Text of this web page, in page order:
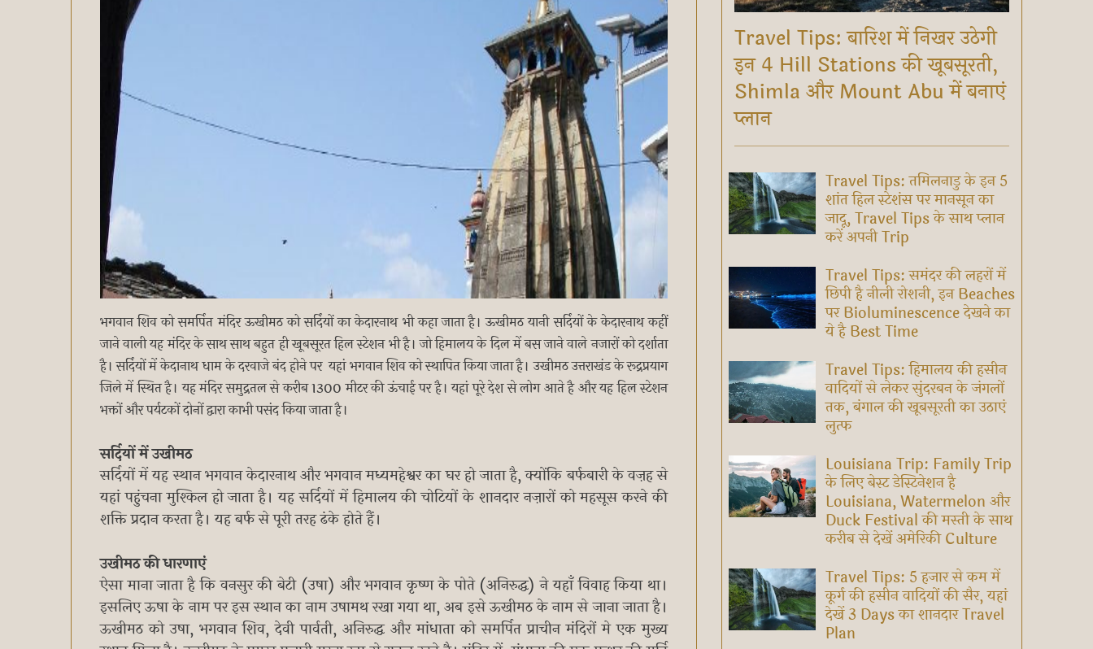
भगवान शिव को समर्पित मंदिर ऊखीमठ को सर्दियों का केदारनाथ भी कहा जाता है। ऊखीमठ यानी सर्दियों के केदारनाथ कहीं
जाने वाली यह मंदिर के साथ साथ बहुत ही खूबसूरत हिल स्टेशन भी है। जो हिमालय के दिल में बस जाने वाले नजारों को दर्शाता
है। सर्दियों में केदानाथ धाम के दरवाजे बंद होने पर यहां भगवान शिव को स्थापित किया जाता है। उखीमठ उत्तराखंड के रूद्रप्रयाग
जिले में स्थित है। यह मंदिर समुद्रतल से करीब 1300 मीटर की ऊंचाई पर है। यहां पूरे देश से लोग आते है और यह हिल स्टेशन
भक्तों और पर्यटकों दोनों द्वारा काभी पसंद किया जाता है।
सर्दियों में उखीमठ
सर्दियों में यह स्थान भगवान केदारनाथ और भगवान मध्यमहेश्वर का घर हो जाता है, क्योंकि बर्फबारी के वज़ह से
यहां पहुंचना मुश्किल हो जाता है। यह सर्दियों में हिमालय की चोटियों के शानदार नज़ारों को महसूस करने की
शक्ति प्रदान करता है। यह बर्फ से पूरी तरह ढंके होते हैं।
उखीमठ की धारणाएं
ऐसा माना जाता है कि वनसुर की बेटी (उषा) और भगवान कृष्ण के पोते (अनिरुद्ध) ने यहाँ विवाह किया था।
इसलिए ऊषा के नाम पर इस स्थान का नाम उषामथ रखा गया था, अब इसे ऊखीमठ के नाम से जाना जाता है।
ऊखीमठ को उषा, भगवान शिव, देवी पार्वती, अनिरुद्ध और मांधाता को समर्पित प्राचीन मंदिरों मे एक मुख्य
Travel Tips: बारिश में निखर उठेगी
इन 4 Hill Stations की खूबसूरती,
Shimla और Mount Abu में बनाएं
प्लान
Travel Tips: तमिलनाडु के इन 5
शांत हिल स्टेशंस पर मानसून का
जादू, Travel Tips के साथ प्लान
करें अपनी Trip
Travel Tips: समंदर की लहरों में
छिपी है नीली रोशनी, इन Beaches
पर Bioluminescence देखने का
ये है Best Time
Travel Tips: हिमालय की हसीन
वादियों से लेकर सुंदरबन के जंगलों
तक, बंगाल की खूबसूरती का उठाएं
लुत्फ
Louisiana Trip: Family Trip
के लिए बेस्ट डेस्टिनेशन है
Louisiana, Watermelon और
Duck Festival की मस्ती के साथ
करीब से देखें अमेरिकी Culture
Travel Tips: 5 हजार से कम में
कूर्ग की हसीन वादियों की सैर, यहां
देखें 3 Days का शानदार Travel
Plan